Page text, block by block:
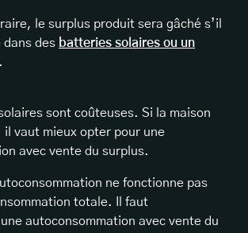
le surplus produit sera gâché s’il
dans des batteries solaires ou un
.
sont coûteuses. Si la maison
il vaut mieux opter pour une
avec vente du surplus.
ne fonctionne pas
totale. Il faut
autoconsommation avec vente du